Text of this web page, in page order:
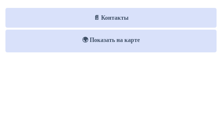
📄 Контакты
🌍 Показать на карте